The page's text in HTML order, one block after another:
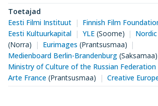
Toetajad
Eesti Filmi Instituut
Finnish Film
Eesti Kultuurkapital
YLE(Soome)
(Norra)
Eurimages (Prantsusmaa)
Medienboard Berlin-Brandenburg (Saksamaa)
Ministry of Culture of the Russian Federation
Arte France (Prantsusmaa) Creative